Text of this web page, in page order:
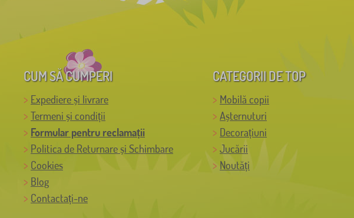
CUM SĂ CUMPERI
Expediere și livrare
Termeni și condiții
Formular pentru reclamații
Politica de Returnare și Schimbare
Cookies
Blog
Contactați-ne
CATEGORII DE TOP
Mobilă copii
Așternuturi
Decorațiuni
Jucării
Noutăți